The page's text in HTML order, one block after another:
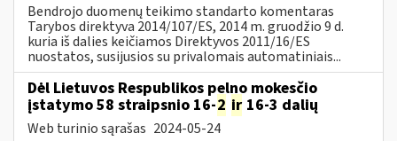
Bendrojo duomenų teikimo standarto komentaras
Tarybos direktyva 2014/107/ES, 2014 m. gruodžio 9 d.
kuria iš dalies keičiamos Direktyvos 2011/16/ES
nuostatos, susijusios su privalomais automatiniais...
Dėl Lietuvos Respublikos pelno mokesčio
įstatymo 58 straipsnio 16-2 ir 16-3 dalių
Web turinio sąrašas 2024-05-24